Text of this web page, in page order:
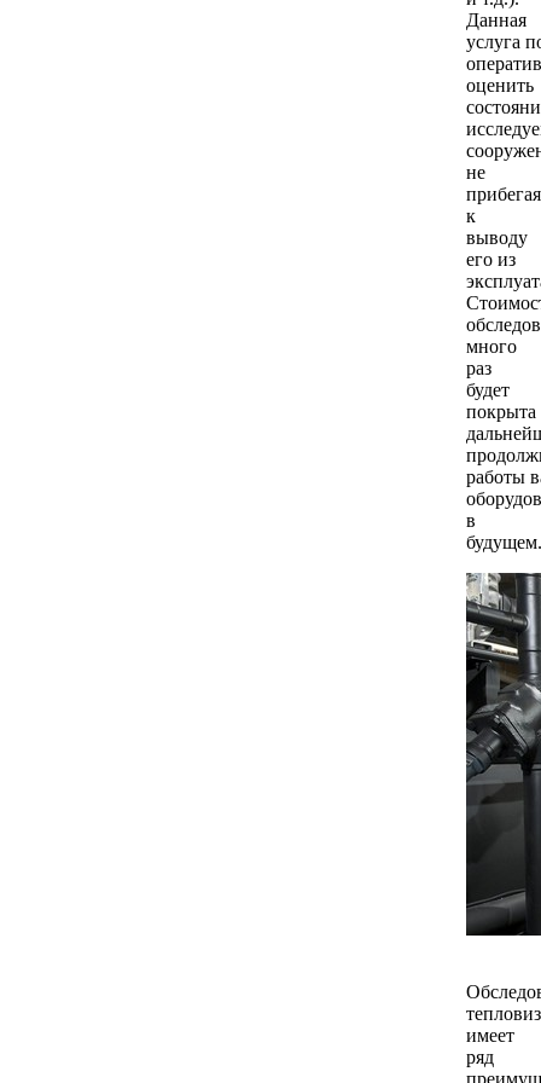
Данная
услуга
оценить
не
прибегая
к
выводу
его из
много
раз
будет
покрыта
работы
в
будущем.
имеет
ряд